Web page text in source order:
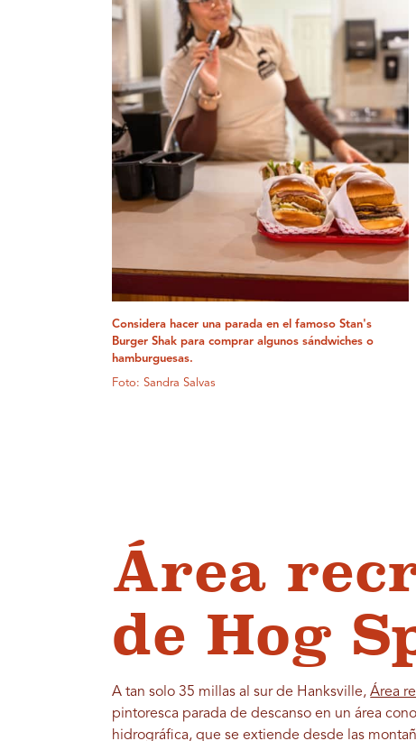
Considera hacer una parada en el famoso Stan's
Burger Shak para comprar algunos sándwiches o
hamburguesas.
Foto: Sandra Salvas
Área
de Hog
A tan solo 35 millas al sur de Hanksville,Área
pintoresca parada de descanso en un área
hidrográfica, que se extiende desde las